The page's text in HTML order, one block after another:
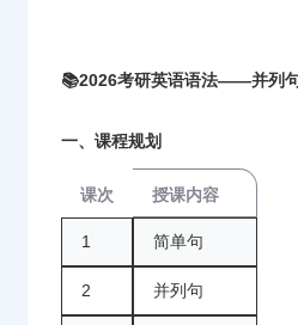
📚2026考研英语语法——并列
一、课程规划
课次 授课内容
1 简单句
2 并列句